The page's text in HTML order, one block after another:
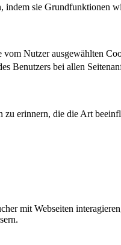
sie
Nutzer ausgewählten
Benutzers bei allen
erinnern, die die Art
mit Webseiten